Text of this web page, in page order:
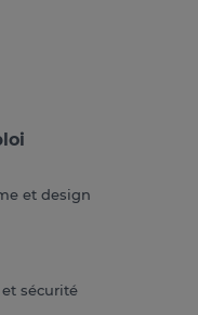
et design
sécurité